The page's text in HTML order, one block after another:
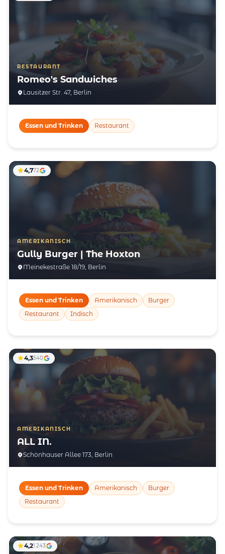
RESTAURANT
Romeo's Sandwiches
Lausitzer Str. 47, Berlin
Essen und Trinken Restaurant
AMERIKANISCH
Gully Burger | The Hoxton
Meinekestraße 18/19, Berlin
4,772
Essen und Trinken Amerikanisch
Burger
Restaurant
Indisch
AMERIKANISCH
ALL IN.
Schönhauser Allee 173, Berlin
4,3540
Essen und Trinken Amerikanisch
Burger
Restaurant
4,21.243